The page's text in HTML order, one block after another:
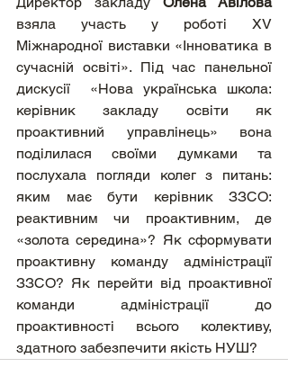
взяла участь у роботі XV
Міжнародної виставки «Інноватика в
сучасній освіті». Під час панельної
дискусії  «Нова українська школа:
керівник закладу освіти як
проактивний управлінець» вона
поділилася своїми думками та
послухала погляди колег з питань:
яким має бути керівник ЗЗСО:
реактивним чи проактивним, де
«золота середина»? Як сформувати
проактивну команду адміністрації
ЗЗСО? Як перейти від проактивної
команди адміністрації до
проактивності всього колективу,
здатного забезпечити якість НУШ?